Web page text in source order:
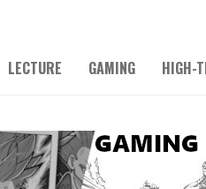
LECTURE GAMING HIGH-